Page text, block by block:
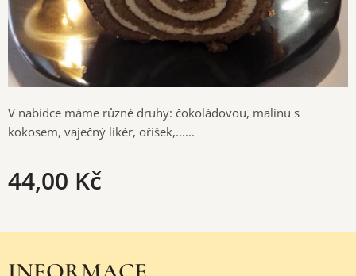
V nabídce máme různé druhy: čokoládovou, malinu s
kokosem, vaječný likér, oříšek,......
44,00 Kč